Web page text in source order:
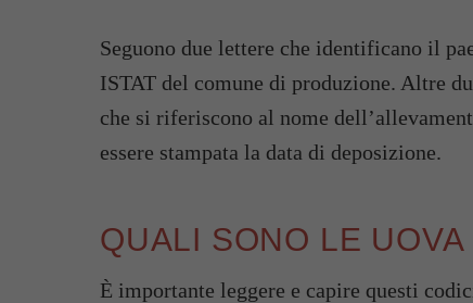
Seguono due lettere che identificano il
ISTAT del comune di produzione. Altre
che si riferiscono al nome
essere stampata la data di deposizione.
QUALI SONO LE UOVA
È importante leggere e capire questi